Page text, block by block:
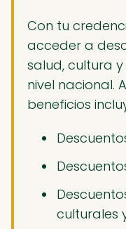
Con tu
acceder a
salud, cultura
nivel nacional.
beneficios
culturales